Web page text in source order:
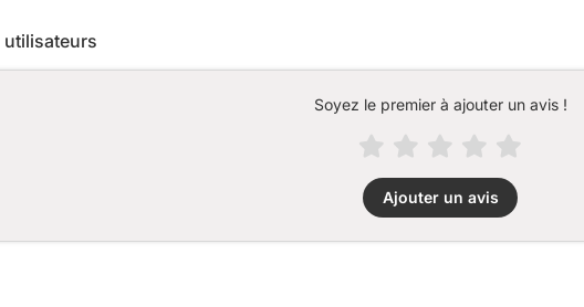
utilisateurs
Soyez le premier à ajouter un avis !
Ajouter un avis